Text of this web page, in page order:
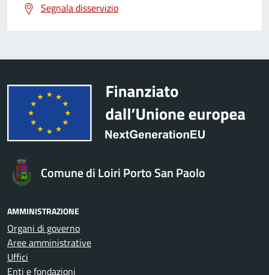
Segnala disservizio
Comune di Loiri Porto San Paolo
AMMINISTRAZIONE
Organi di governo
Aree amministrative
Uffici
Enti e fondazioni